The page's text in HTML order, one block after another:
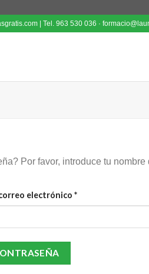
| Tel. 963 530 036 ·
Por favor, introduce tu
electrónico *